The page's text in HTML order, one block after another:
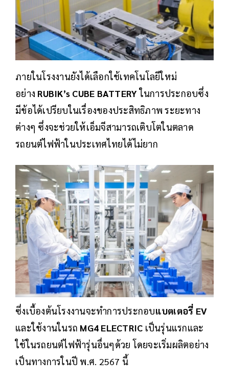
ภายในโรงงานยังได้เลือกใช้เทคโนโลยีใหม่
อย่าง RUBIK’s CUBE BATTERYในการประกอบซึ่ง
มีข้อได้เปรียบในเรื่องของประสิทธิภาพ ระยะทาง
ต่างๆ ซึ่งจะช่วยให้เอ็มจีสามารถเติบโตในตลาด
รถยนต์ไฟฟ้าในประเทศไทยได้ไม่ยาก
ซึ่งเบื้องต้นโรงงานจะทำการประกอบแบตเตอรี่ EV
และใช้งานในรถ MG4 ELECTRIC เป็นรุ่นแรกและ
ใช้ในรถยนต์ไฟฟ้ารุ่นอื่นๆด้วย โดยจะเริ่มผลิตอย่าง
เป็นทางการในปี พ.ศ. 2567 นี้